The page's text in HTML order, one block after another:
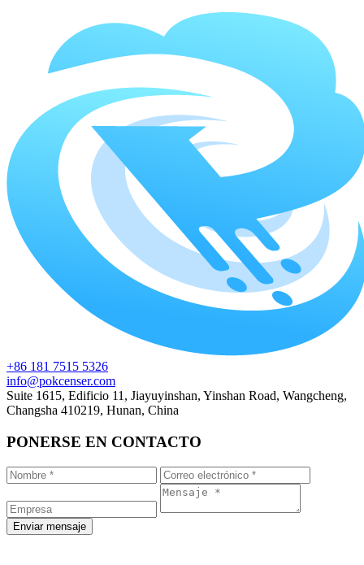
+86 181 7515 5326
info@pokcenser.com
Suite 1615, Edificio 11, Jiayuyinshan, Yinshan Road, Wangcheng,
Changsha 410219, Hunan, China
PONERSE EN CONTACTO
Enviar mensaje